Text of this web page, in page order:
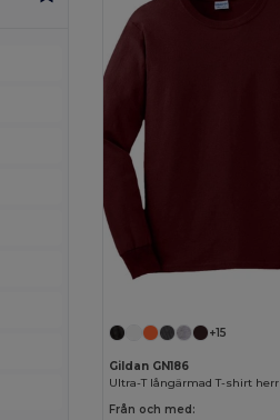
+15
Gildan GN186
Ultra-T långärmad T-shirt herr
Från och med: